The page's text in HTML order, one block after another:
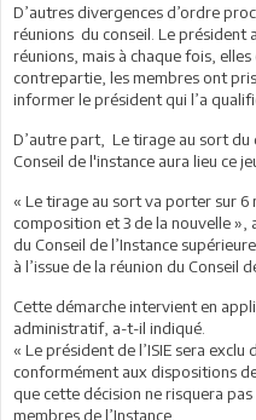
D’autres divergences d’ordre
réunions du conseil. Le président
réunions, mais à chaque fois,
contrepartie, les membres ont
informer le président qui l’a
D’autre part, Le tirage au sort du
Conseil de l'instance aura lieu ce
« Le tirage au sort va porter sur 6
composition et 3 de la nouvelle
du Conseil de l’Instance
à l’issue de la réunion du Conseil
Cette démarche intervient en
administratif, a-t-il indiqué.
« Le président de l’ISIE sera
conformément aux dispositions
que cette décision ne risquera
membres de l’Instance.